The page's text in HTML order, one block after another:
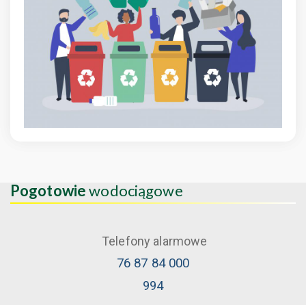
Pogotowiewodociągowe
Telefony alarmowe
76 87 84 000
994